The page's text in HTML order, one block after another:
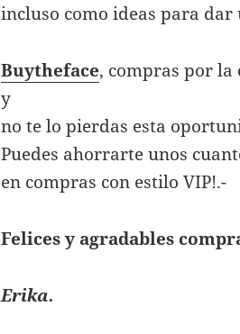
incluso como ideas para
Buytheface, compras por la
y
no te lo pierdas esta
Puedes ahorrarte unos
en compras con estilo VIP!.-
Felices y agradables
Erika.